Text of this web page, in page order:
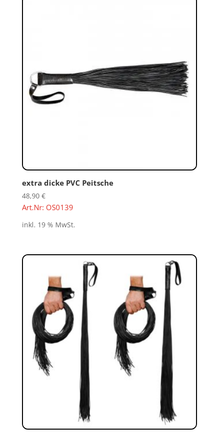
extra dicke PVC Peitsche
48,90 €
Art.Nr: OS0139
inkl. 19 % MwSt.